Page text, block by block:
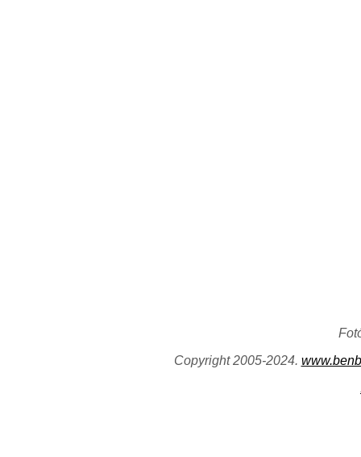
Copyright 2005-2024.